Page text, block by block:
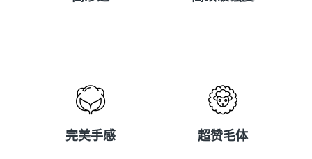
完美手感
完美手感
超赞毛体
超赞毛体